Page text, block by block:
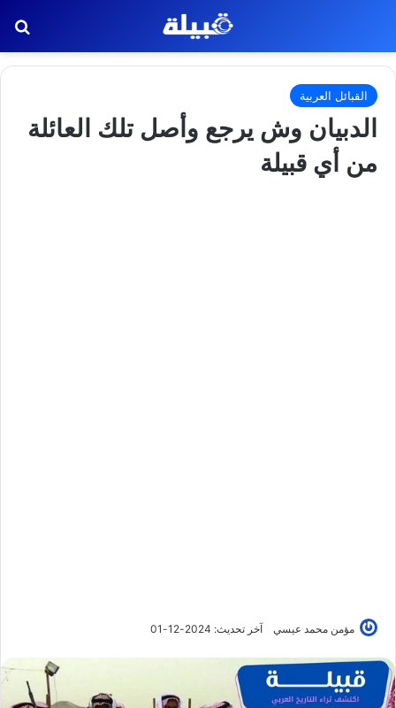
القبائل العربية
الدبيان وش يرجع وأصل تلك العائلة
من أي قبيلة
مؤمن محمد عيسي آخر تحديث: 2024-12-01